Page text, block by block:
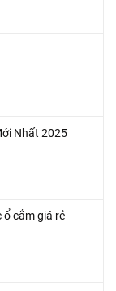
Nhất 2025
ổ cắm giá rẻ